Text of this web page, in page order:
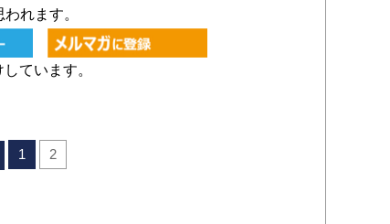
れます。
ています。
1 2